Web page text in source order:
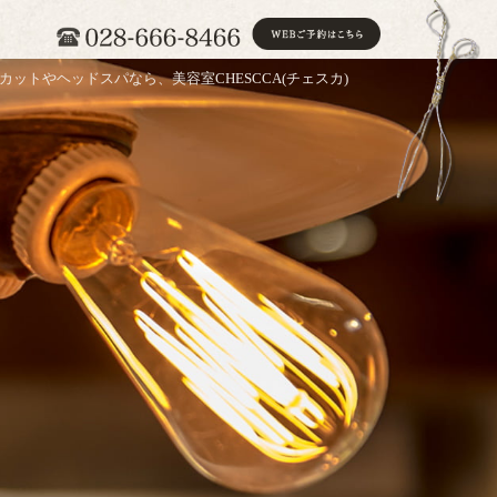
ットやヘッドスパなら、美容室CHESCCA(チェスカ)